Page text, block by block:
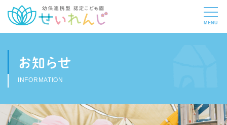
お知らせ
INFORMATION